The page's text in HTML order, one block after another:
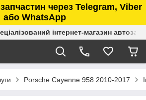
через Telegram, Viber
або WhatsApp
інтернет-магазин
Porsche Cayenne 958 2010-2017